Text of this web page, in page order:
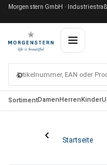
Morgenstern GmbH ·
⌕
SortimentDamenHerrenKinder
Startseite